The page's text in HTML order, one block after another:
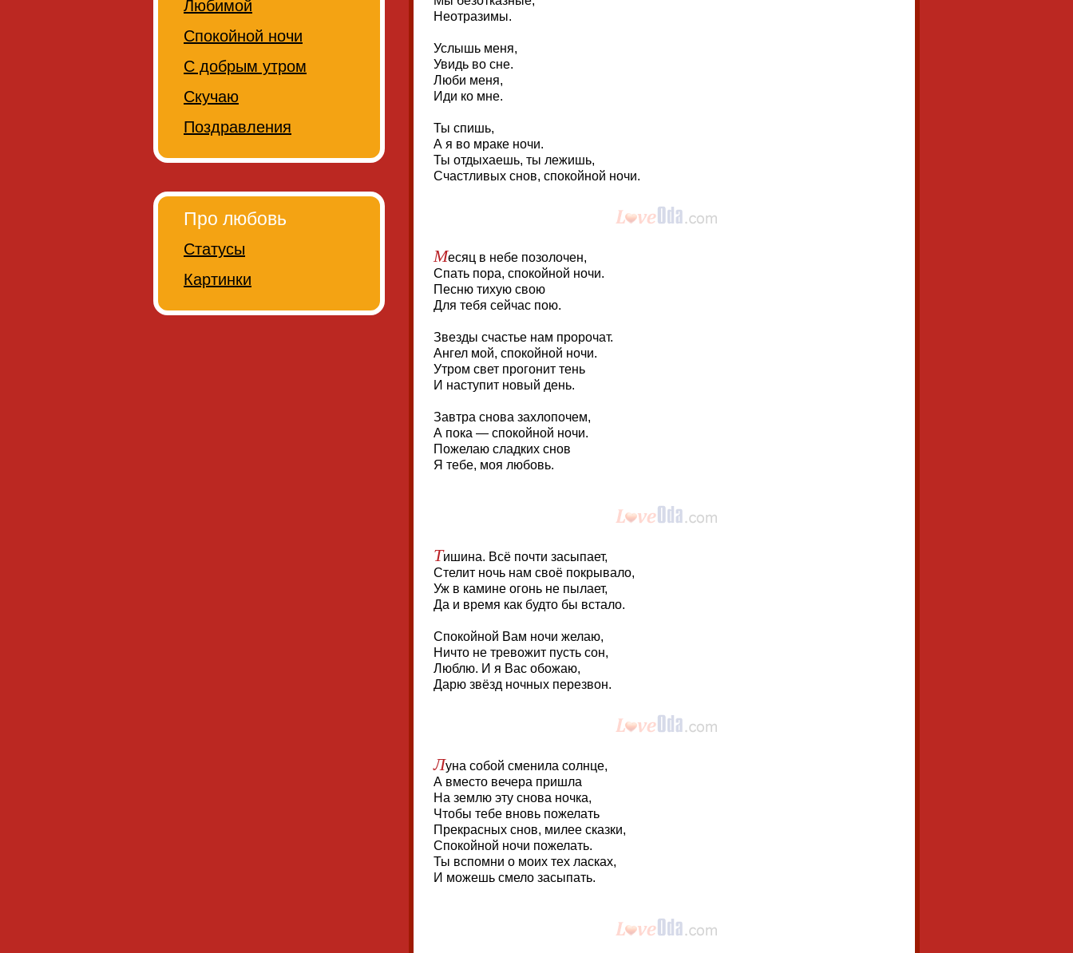
Неотразимы.
Услышь меня,
Увидь во сне.
Люби меня,
Иди ко мне.
Ты спишь,
А я во мраке ночи.
Ты отдыхаешь, ты лежишь,
Счастливых снов, спокойной ночи.
Месяц в небе позолочен,
Спать пора, спокойной ночи.
Песню тихую свою
Для тебя сейчас пою.
Звезды счастье нам пророчат.
Ангел мой, спокойной ночи.
Утром свет прогонит тень
И наступит новый день.
Завтра снова захлопочем,
А пока — спокойной ночи.
Пожелаю сладких снов
Я тебе, моя любовь.
Тишина. Всё почти засыпает,
Стелит ночь нам своё покрывало,
Уж в камине огонь не пылает,
Да и время как будто бы встало.
Спокойной Вам ночи желаю,
Ничто не тревожит пусть сон,
Люблю. И я Вас обожаю,
Дарю звёзд ночных перезвон.
Луна собой сменила солнце,
А вместо вечера пришла
На землю эту снова ночка,
Чтобы тебе вновь пожелать
Прекрасных снов, милее сказки,
Спокойной ночи пожелать.
Ты вспомни о моих тех ласках,
И можешь смело засыпать.
Любимой
Спокойной ночи
С добрым утром
Скучаю
Поздравления
Про любовь
Статусы
Картинки